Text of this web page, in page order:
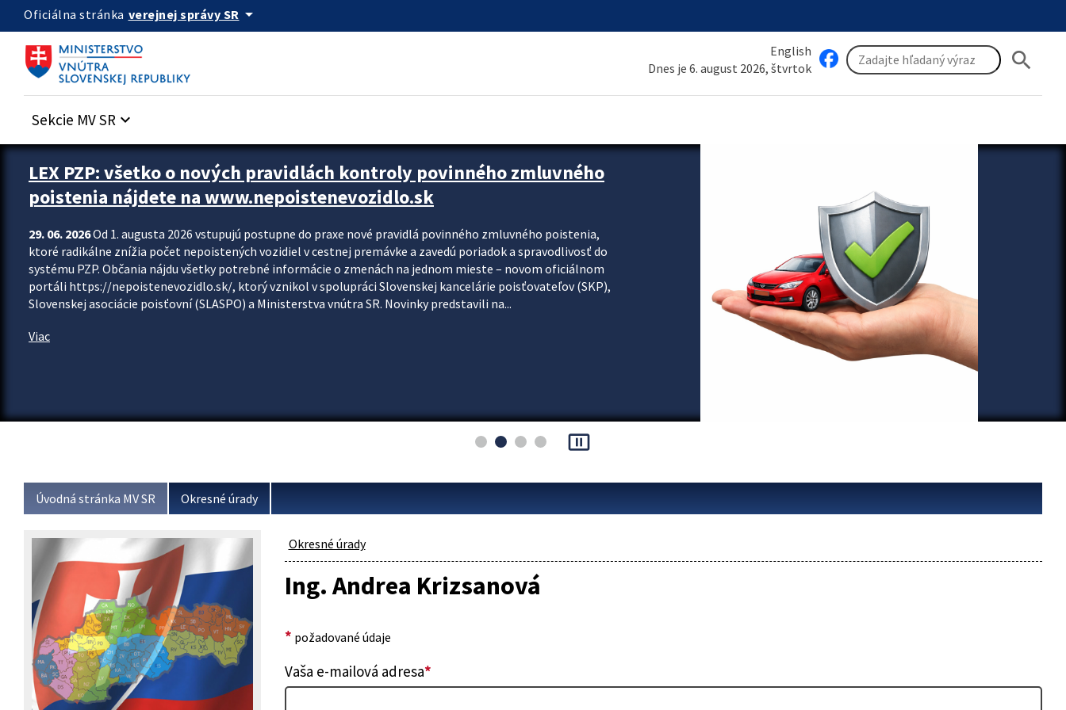
Preskocit na hlavný obsah
Oficiálna stránka verejnej správy SR arrow_drop_down
English
Dnes je 6. august 2026, štvrtok
search
Sekcie MV SR keyboard_arrow_down
Zastavit automatický posun upútavok
LEX PZP: všetko o nových pravidlách kontroly povinného zmluvného
poistenia nájdete na www.nepoistenevozidlo.sk
29. 06. 2026Od 1. augusta 2026 vstupujú postupne do praxe nové pravidlá povinného zmluvného poistenia,
ktoré radikálne znížia počet nepoistených vozidiel v cestnej premávke a zavedú poriadok a spravodlivosť do
systému PZP. Občania nájdu všetky potrebné informácie o zmenách na jednom mieste – novom oficiálnom
portáli https://nepoistenevozidlo.sk/, ktorý vznikol v spolupráci Slovenskej kancelárie poisťovateľov (SKP),
Slovenskej asociácie poisťovní (SLASPO) a Ministerstva vnútra SR. Novinky predstavili na...
Viac
pause_presentation
Úvodná stránka MV SR Okresné úrady
Okresné úrady
Ing. Andrea Krizsanová
* požadované údaje
Vaša e-mailová adresa*